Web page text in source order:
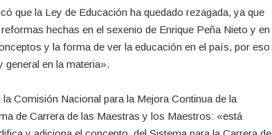
que la Ley de Educación ha quedado rezagada, ya que
hechas en el sexenio de Enrique Peña Nieto y en
y la forma de ver la educación en el país, por eso
en la materia».
Comisión Nacional para la Mejora Continua de la
de Carrera de las Maestras y los Maestros: «está